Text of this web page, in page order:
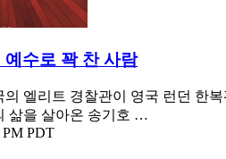
수로 꽉 찬 사람
엘리트 경찰관이 영국 런던 한
삶을 살아온 송기호 …
PM PDT